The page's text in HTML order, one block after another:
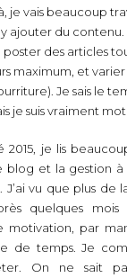
je vais beaucoup
ajouter du contenu.
des articles
maximum, et varier
Je sais le
je suis vraiment
2015, je lis
blog et la gestion
J’ai vu que plus de
quelques mois
motivation, par
de temps. Je
On ne sait